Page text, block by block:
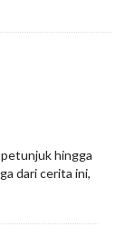
hingga
dari cerita ini,